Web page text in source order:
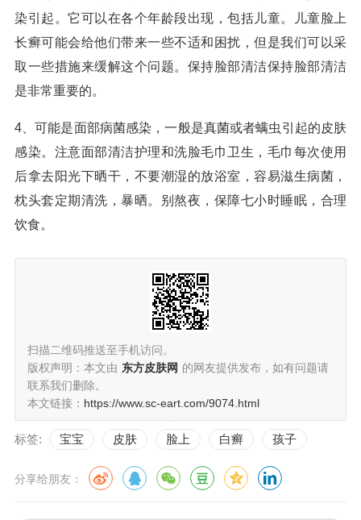
染引起。它可以在各个年龄段出现，包括儿童。儿童脸上
长癣可能会给他们带来一些不适和困扰，但是我们可以采
取一些措施来缓解这个问题。保持脸部清洁保持脸部清洁
是非常重要的。
4、可能是面部病菌感染，一般是真菌或者螨虫引起的皮肤
感染。注意面部清洁护理和洗脸毛巾卫生，毛巾每次使用
后拿去阳光下晒干，不要潮湿的放浴室，容易滋生病菌，
枕头套定期清洗，暴晒。别熬夜，保障七小时睡眠，合理
饮食。
扫描二维码推送至手机访问。
版权声明：本文由 东方皮肤网 的网友提供发布，如有问题请
联系我们删除。
本文链接： https://www.sc-eart.com/9074.html
标签: 宝宝 皮肤 脸上 白癣 孩子
分享给朋友：